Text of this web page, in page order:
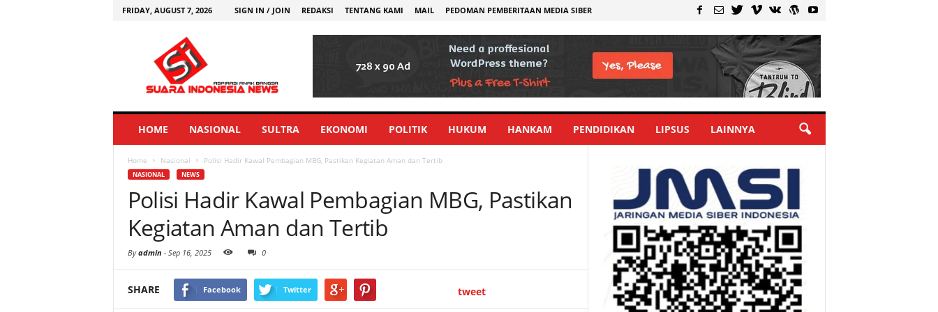
FRIDAY, AUGUST 7, 2026 SIGN IN / JOIN REDAKSI TENTANG KAMI MAIL PEDOMAN PEMBERITAAN MEDIA SIBER
HOME NASIONAL SULTRA EKONOMI POLITIK HUKUM HANKAM PENDIDIKAN LIPSUS LAINNYA
Home Nasional Polisi Hadir Kawal Pembagian MBG, Pastikan Kegiatan Aman dan Tertib
NASIONAL NEWS
Polisi Hadir Kawal Pembagian MBG, Pastikan
Kegiatan Aman dan Tertib
Byadmin - Sep 16, 2025 0
SHARE Facebook Twitter tweet